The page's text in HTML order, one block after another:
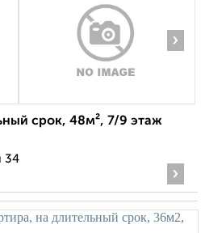
›
срок, 48м², 7/9 этаж
34
›